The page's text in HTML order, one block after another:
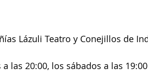
Lázuli Teatro y Conejillos de
las 20:00, los sábados a las